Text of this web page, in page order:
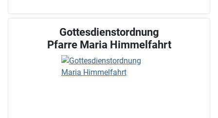
Gottesdienstordnung
Pfarre Maria Himmelfahrt